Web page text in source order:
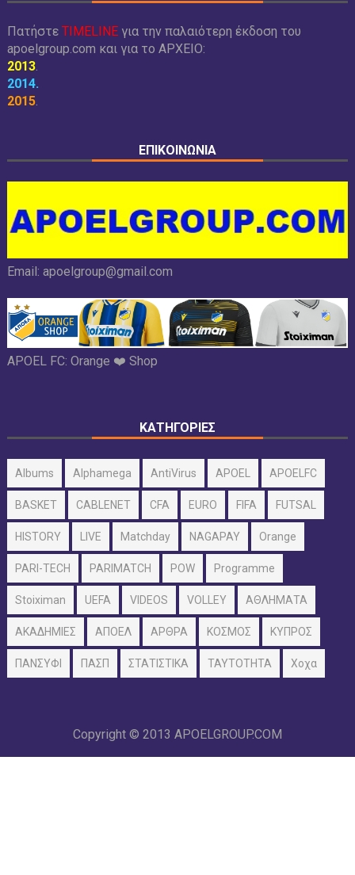
Πατήστε TIMELINEγια την παλαιότερη έκδοση του
apoelgroup.com και για το ΑΡΧΕΙΟ:
2013.
2014.
2015.
ΕΠΙΚΟΙΝΩΝΙΑ
Email: apoelgroup@gmail.com
APOEL FC: Orange ❤️ Shop
ΚΑΤΗΓΟΡΙΕΣ
Albums Alphamega AntiVirus APOEL APOELFC
BASKET CABLENET CFA EURO FIFA FUTSAL
HISTORY LIVE Matchday NAGAPAY Orange
PARI-TECH PARIMATCH POW Programme
Stoiximan UEFA VIDEOS VOLLEY ΑΘΛΗΜΑΤΑ
ΑΚΑΔΗΜΙΕΣ ΑΠΟΕΛ ΑΡΘΡΑ ΚΟΣΜΟΣ ΚΥΠΡΟΣ
ΠΑΝΣΥΦΙ ΠΑΣΠ ΣΤΑΤΙΣΤΙΚΑ ΤΑΥΤΟΤΗΤΑ Χοχα
Copyright © 2013 APOELGROUP.COM